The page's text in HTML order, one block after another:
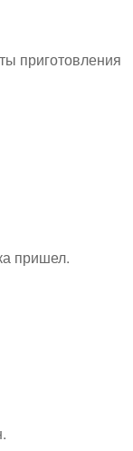
приготовления
пришел.